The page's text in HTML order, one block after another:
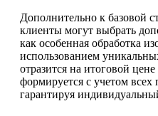
Дополнительно к базовой
клиенты могут выбрать
как особенная обработка
использованием
отразится на итоговой
формируется с учетом всех
гарантируя